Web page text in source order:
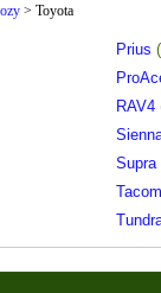
> Toyota
Prius
RAV4
Supra